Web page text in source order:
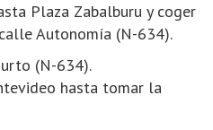
Plaza Zabalburu y coger
Autonomía (N-634).
(N-634).
hasta tomar la